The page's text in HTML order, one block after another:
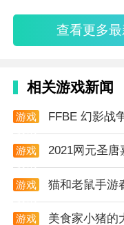
1、恶劣的生存环境
2、小心怪物的袭击
点增加了游戏的挑战
玩家评论
1.很好的打法可以选
查看更多
相关游戏新闻
游戏
FFBE 幻影战
游戏
2021网元圣
游戏
猫和老鼠手游
游戏
美食家小猪的